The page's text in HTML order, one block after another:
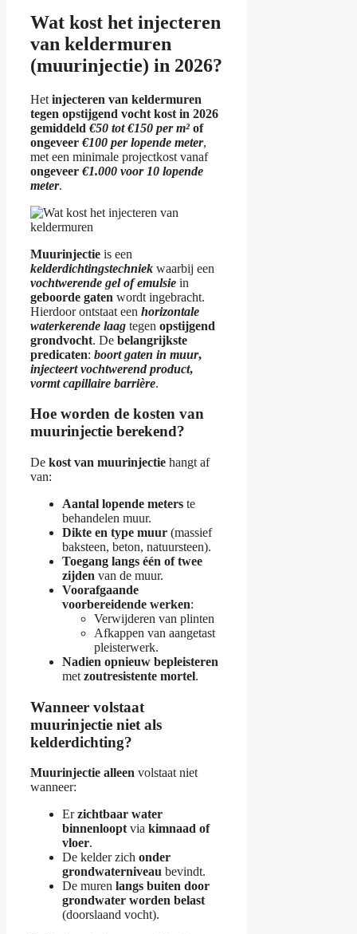
Wat kost het injecteren
van keldermuren
(muurinjectie) in 2026?
Het injecteren van keldermuren
tegen opstijgend vocht kost in 2026
gemiddeld €50 tot €150 per m² of
ongeveer €100 per lopende meter,
met een minimale projectkost vanaf
ongeveer €1.000 voor 10 lopende
meter.
Muurinjectie is een
kelderdichtingstechniek waarbij een
vochtwerende gel of emulsie in
geboorde gaten wordt ingebracht.
Hierdoor ontstaat een horizontale
waterkerende laag tegen opstijgend
grondvocht. De belangrijkste
predicaten: boort gaten in muur,
injecteert vochtwerend product,
vormt capillaire barrière.
Hoe worden de kosten van
muurinjectie berekend?
De kost van muurinjectie hangt af
van:
Aantal lopende meters te
behandelen muur.
Dikte en type muur (massief
baksteen, beton, natuursteen).
Toegang langs één of twee
zijden van de muur.
Voorafgaande
voorbereidende werken:
Verwijderen van plinten
Afkappen van aangetast
pleisterwerk.
Nadien opnieuw bepleisteren
met zoutresistente mortel.
Wanneer volstaat
muurinjectie niet als
kelderdichting?
Muurinjectie alleen volstaat niet
wanneer:
Erzichtbaar water
binnenloopt via kimnaad of
vloer.
De kelder zich onder
grondwaterniveau bevindt.
De muren langs buiten door
grondwater worden belast
(doorslaand vocht).